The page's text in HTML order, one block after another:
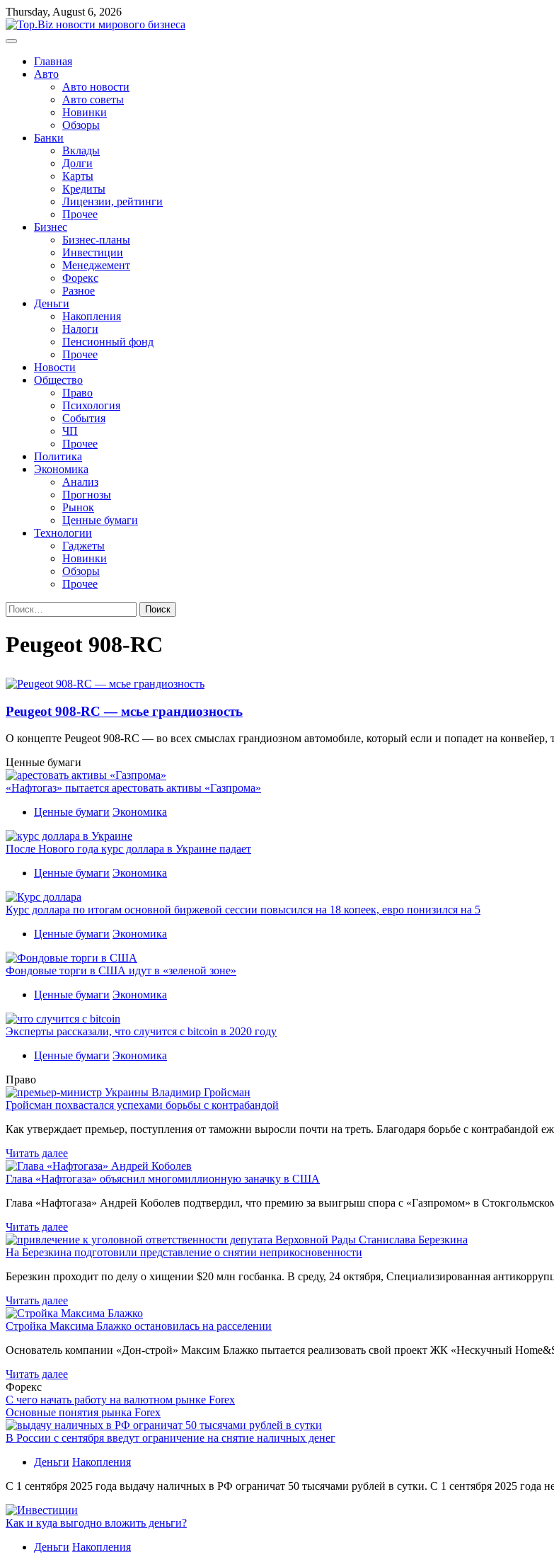
Перейти
к
содержимому
Thursday, August 6, 2026
Главная
Авто
Авто новости
Авто советы
Новинки
Обзоры
Банки
Вклады
Долги
Карты
Кредиты
Лицензии, рейтинги
Прочее
Бизнес
Бизнес-планы
Инвестиции
Менеджемент
Форекс
Разное
Деньги
Накопления
Налоги
Пенсионный фонд
Прочее
Новости
Общество
Право
Психология
События
ЧП
Прочее
Политика
Экономика
Анализ
Прогнозы
Рынок
Ценные бумаги
Технологии
Гаджеты
Новинки
Обзоры
Прочее
Найти:
Peugeot 908-RC
Peugeot 908-RC — мсье грандиозность
О концепте Peugeot 908-RC — во всех смыслах грандиозном автомобиле, который если и попадет на
Ценные бумаги
«Нафтогаз» пытается арестовать активы «Газпрома»
Ценные бумаги Экономика
После Нового года курс доллара в Украине падает
Ценные бумаги Экономика
Курс доллара по итогам основной биржевой сессии повысился на 18 копеек, евро понизился на 5
Ценные бумаги Экономика
Фондовые торги в США идут в «зеленой зоне»
Ценные бумаги Экономика
Эксперты рассказали, что случится с bitcoin в 2020 году
Ценные бумаги Экономика
Право
Гройсман похвастался успехами борьбы с контрабандой
Как утверждает премьер, поступления от таможни выросли почти на треть. Благодаря борьбе с контрабандой
Читать далее
Глава «Нафтогаза» объяснил многомиллионную заначку в США
Глава «Нафтогаза» Андрей Коболев подтвердил, что премию за выигрыш спора с «Газпромом» в
Читать далее
На Березкина подготовили представление о снятии неприкосновенности
Березкин проходит по делу о хищении $20 млн госбанка. В среду, 24 октября, Специализированная
Читать далее
Стройка Максима Блажко остановилась на расселении
Основатель компании «Дон-строй» Максим Блажко пытается реализовать свой проект ЖК «Нескучный
Читать далее
Форекс
С чего начать работу на валютном рынке Forex
Основные понятия рынка Forex
В России с сентября введут ограничение на снятие наличных денег
Деньги Накопления
С 1 сентября 2025 года выдачу наличных в РФ ограничат 50 тысячами рублей в сутки. С 1 сентября 2025 года
Как и куда выгодно вложить деньги?
Деньги Накопления